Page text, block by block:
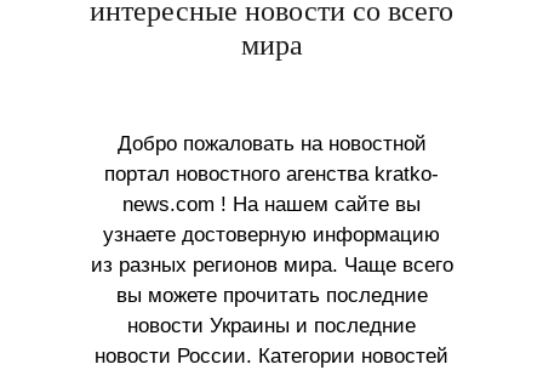
интересные новости со всего
мира
Добро пожаловать на новостной
портал новостного агенства kratko-
news.com ! На нашем сайте вы
узнаете достоверную информацию
из разных регионов мира. Чаще всего
вы можете прочитать последние
новости Украины и последние
новости России. Категории новостей